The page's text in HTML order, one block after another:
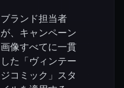
ブランド担当者
が、キャンペーン
画像すべてに一貫
した「ヴィンテー
ジコミック」スタ